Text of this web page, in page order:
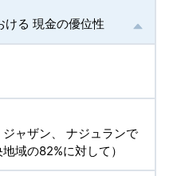
ける 現金の優位性
ャザン、 ナジュランで
域の82%に対して）